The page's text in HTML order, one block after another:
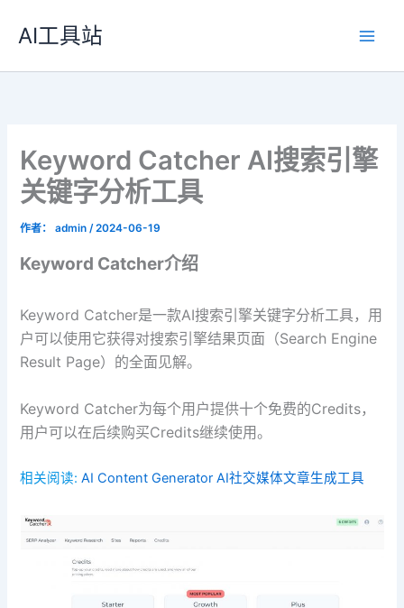
容
AI工具站
Keyword Catcher AI搜索引擎
关键字分析工具
作者： admin/2024-06-19
Keyword Catcher介绍
Keyword Catcher是一款AI搜索引擎关键字分析工具，用
户可以使用它获得对搜索引擎结果页面（Search Engine
Result Page）的全面见解。
Keyword Catcher为每个用户提供十个免费的Credits，
用户可以在后续购买Credits继续使用。
相关阅读:AI Content Generator AI社交媒体文章生成工具